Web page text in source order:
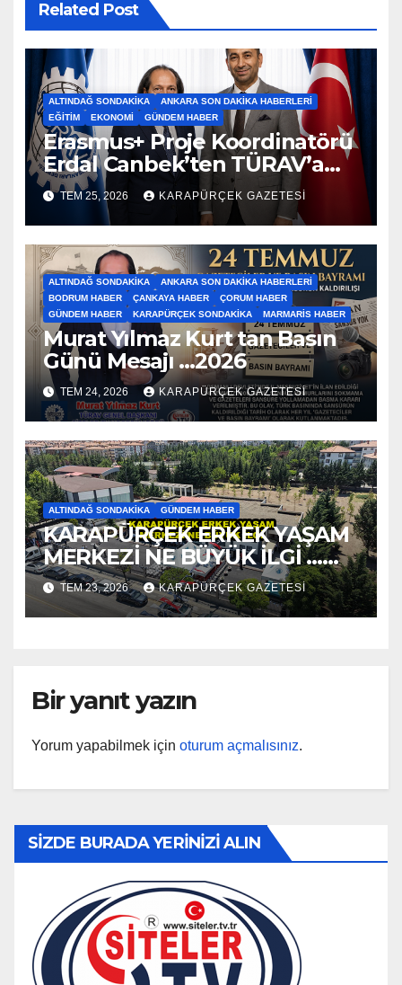
Related Post
ALTINDAĞ SONDAKIKA
ANKARA SON DAKIKA HABERLERI
EĞITIM
EKONOMI GÜNDEM HABER
Erasmus+ Proje Koordinatörü
Erdal Canbek’ten TÜRAV’a
Ziyaret…2026
TEM 25, 2026 KARAPÜRÇEK GAZETESİ
ALTINDAĞ SONDAKIKA
ANKARA SON DAKIKA HABERLERI
BODRUM HABER
ÇANKAYA HABER
ÇORUM HABER
GÜNDEM HABER
KARAPÜRÇEK SONDAKIKA MARMARIS HABER
Murat Yılmaz Kurt tan Basın
Günü Mesajı …2026
TEM 24, 2026 KARAPÜRÇEK GAZETESİ
ALTINDAĞ SONDAKIKA GÜNDEM HABER
KARAPÜRÇEK ERKEK YAŞAM
MERKEZİ NE BÜYÜK İLGİ …
2026
TEM 23, 2026 KARAPÜRÇEK GAZETESİ
Bir yanıt yazın
Yorum yapabilmek için oturum açmalısınız.
SİZDE BURADA YERİNİZİ ALIN